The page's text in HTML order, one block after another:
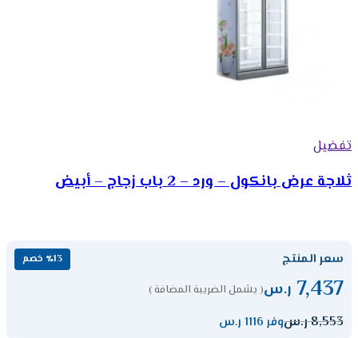
تفضيل
ثلاجة عرض بانكول – ورد – 2 باب زجاج – أبيض
سعر المنتج ٪13 خصم
7,437 ر.س( يشمل الضريبة المضافة )
8,553ر.سوفر 1116 ر.س